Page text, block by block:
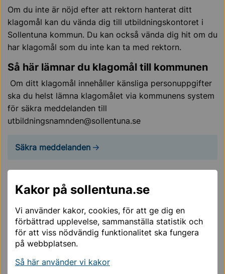
Kakor på sollentuna.se
Vi använder kakor, cookies, för att ge dig en
förbättrad upplevelse, sammanställa statistik och
för att viss nödvändig funktionalitet ska fungera
på webbplatsen.
Så här använder vi kakor
Om du inte är nöjd efter att rektorn hanterat ditt
klagomål kan du vända dig till utbildningskontoret i
Sollentuna kommun. Du kan också vända dig hit om du
har klagomål som du inte kan ta med rektorn.
Så här lämnar du klagomål till kommunen
Om ditt klagomål innehåller känsliga personuppgifter
ska du helst lämna klagomålet via kommunens system
för säkra meddelanden till
utbildningsnamnden@sollentuna.se
Säkra meddelanden
innehåller känsliga personuppgifter kan du lämna
Synpunkter och klagomål
Det går också bra att skicka ditt klagomål via post
till: Sollentuna kommun, Utbildningskontoret, 191 86